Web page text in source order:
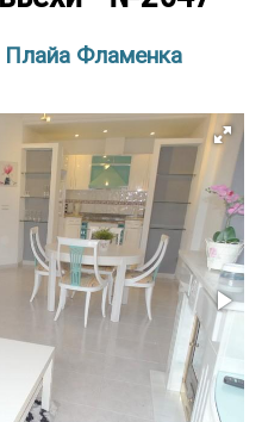
Плайа Фламенка